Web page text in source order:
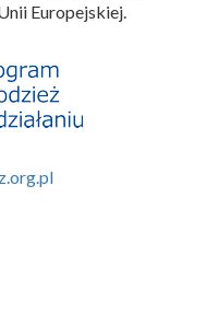
Europejskiej.